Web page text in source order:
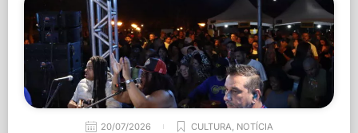
20/07/2026 CULTURA, NOTÍCIA